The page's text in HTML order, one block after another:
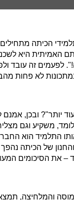
הכיתה
האמיתית היא
לפחות, בבקשה!". לפעמים זה
לא פחות
יותר"? ובכן, אמנם
משקיע וגם
התלמיד הוא
של הכיתה
– את הסיכומים
והמלחיצה,